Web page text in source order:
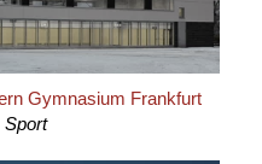
Gymnasium Frankfurt
Sport